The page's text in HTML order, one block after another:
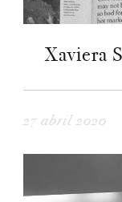
Xaviera
27 abril 2020